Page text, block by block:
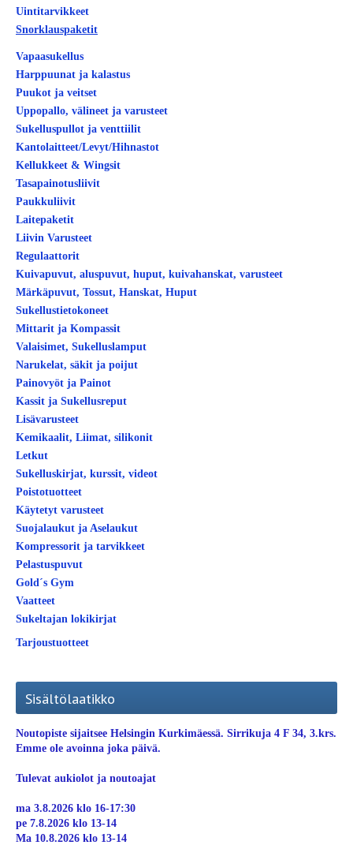
Uintitarvikkeet
Snorklauspaketit
Vapaasukellus
Harppuunat ja kalastus
Puukot ja veitset
Uppopallo, välineet ja varusteet
Sukelluspullot ja venttiilit
Kantolaitteet/Levyt/Hihnastot
Kellukkeet & Wingsit
Tasapainotusliivit
Paukkuliivit
Laitepaketit
Liivin Varusteet
Regulaattorit
Kuivapuvut, aluspuvut, huput, kuivahanskat, varusteet
Märkäpuvut, Tossut, Hanskat, Huput
Sukellustietokoneet
Mittarit ja Kompassit
Valaisimet, Sukelluslamput
Narukelat, säkit ja poijut
Painovyöt ja Painot
Kassit ja Sukellusreput
Lisävarusteet
Kemikaalit, Liimat, silikonit
Letkut
Sukelluskirjat, kurssit, videot
Poistotuotteet
Käytetyt varusteet
Suojalaukut ja Aselaukut
Kompressorit ja tarvikkeet
Pelastuspuvut
Gold´s Gym
Vaatteet
Sukeltajan lokikirjat
Tarjoustuotteet
Sisältölaatikko
Noutopiste sijaitsee Helsingin Kurkimäessä. Sirrikuja 4 F 34, 3.krs.
Emme ole avoinna joka päivä.
Tulevat aukiolot ja noutoajat
ma 3.8.2026 klo 16-17:30
pe 7.8.2026 klo 13-14
Ma 10.8.2026 klo 13-14